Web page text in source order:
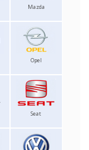
Mazda
Opel
Seat